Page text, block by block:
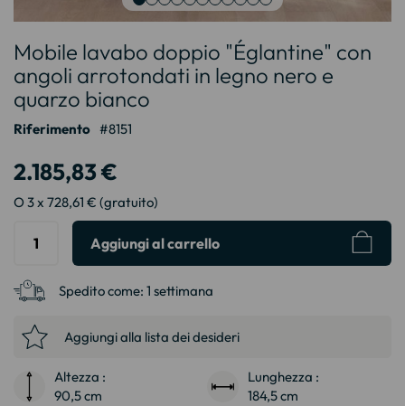
all'inizio
della
galleria
di
immagini
Mobile lavabo doppio "Églantine" con
angoli arrotondati in legno nero e
quarzo bianco
Riferimento 8151
2.185,83 €
O 3 x 728,61 € (gratuito)
Aggiungi al carrello
Spedito come: 1 settimana
Aggiungi alla lista dei desideri
Altezza :
90,5 cm
Lunghezza :
184,5 cm